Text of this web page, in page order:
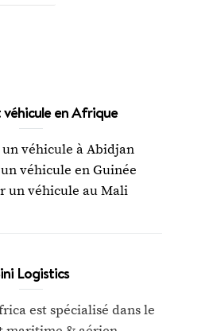
véhicule en Afrique
véhicule à Abidjan
véhicule en Guinée
un véhicule au Mali
Logistics
est spécialisé dans le